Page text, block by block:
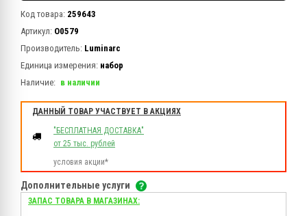
Код товара: 259643
Артикул: O0579
Производитель: Luminarc
Единица измерения: набор
Наличие: в наличии
ДАННЫЙ ТОВАР УЧАСТВУЕТ В АКЦИЯХ
"БЕСПЛАТНАЯ ДОСТАВКА"
от 25 тыс. рублей
условия акции*
Дополнительные услуги
ЗАПАС ТОВАРА В МАГАЗИНАХ: